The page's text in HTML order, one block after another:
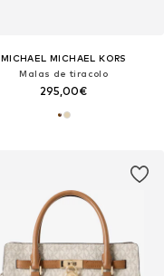
MICHAEL MICHAEL KORS
Malas de tiracolo
295,00€